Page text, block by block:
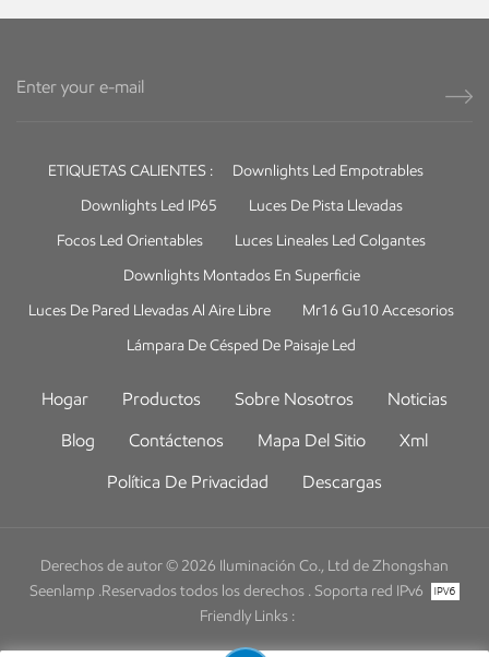
ETIQUETAS CALIENTES :
Downlights Led Empotrables
Downlights Led IP65
Luces De Pista Llevadas
Focos Led Orientables
Luces Lineales Led Colgantes
Downlights Montados En Superficie
Luces De Pared Llevadas Al Aire Libre
Mr16 Gu10 Accesorios
Lámpara De Césped De Paisaje Led
Hogar Productos Sobre Nosotros
Noticias
Blog
Contáctenos Mapa Del Sitio
Xml
Política De Privacidad
Descargas
Derechos de autor © 2026 Iluminación Co., Ltd de Zhongshan
Seenlamp .Reservados todos los derechos . Soporta red IPv6
Friendly Links :